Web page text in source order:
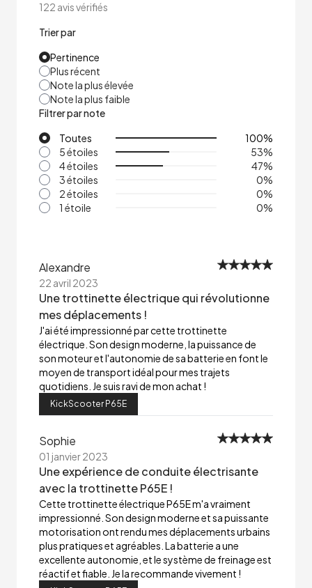
122 avis vérifiés
Trier par
Pertinence
Plus récent
Note la plus élevée
Note la plus faible
Filtrer par note
Toutes
100%
5 étoiles
53%
4 étoiles
47%
3 étoiles
0%
2 étoiles
0%
1 étoile
0%
Alexandre
22 avril 2023
Une trottinette électrique qui révolutionne
mes déplacements !
J'ai été impressionné par cette trottinette
électrique. Son design moderne, la puissance de
son moteur et l'autonomie de sa batterie en font le
moyen de transport idéal pour mes trajets
quotidiens. Je suis ravi de mon achat !
KickScooter P65E
Sophie
01 janvier 2023
Une expérience de conduite électrisante
avec la trottinette P65E !
Cette trottinette électrique P65E m'a vraiment
impressionné. Son design moderne et sa puissante
motorisation ont rendu mes déplacements urbains
plus pratiques et agréables. La batterie a une
excellente autonomie, et le système de freinage est
réactif et fiable. Je la recommande vivement !